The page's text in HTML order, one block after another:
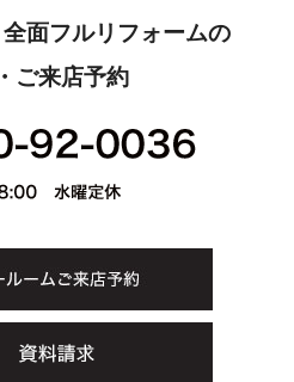
面フルリフォームの
ご来店予約